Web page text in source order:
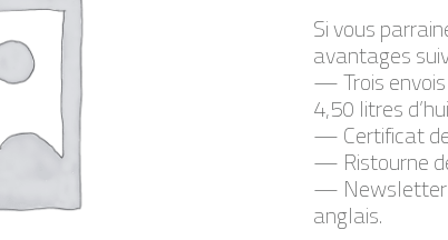
Si vous
avantages
— Trois envois
4,50 litres
— Certificat de
— Ristourne
— Newsletter
anglais.